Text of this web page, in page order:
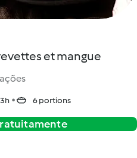
et mangue
6 portions